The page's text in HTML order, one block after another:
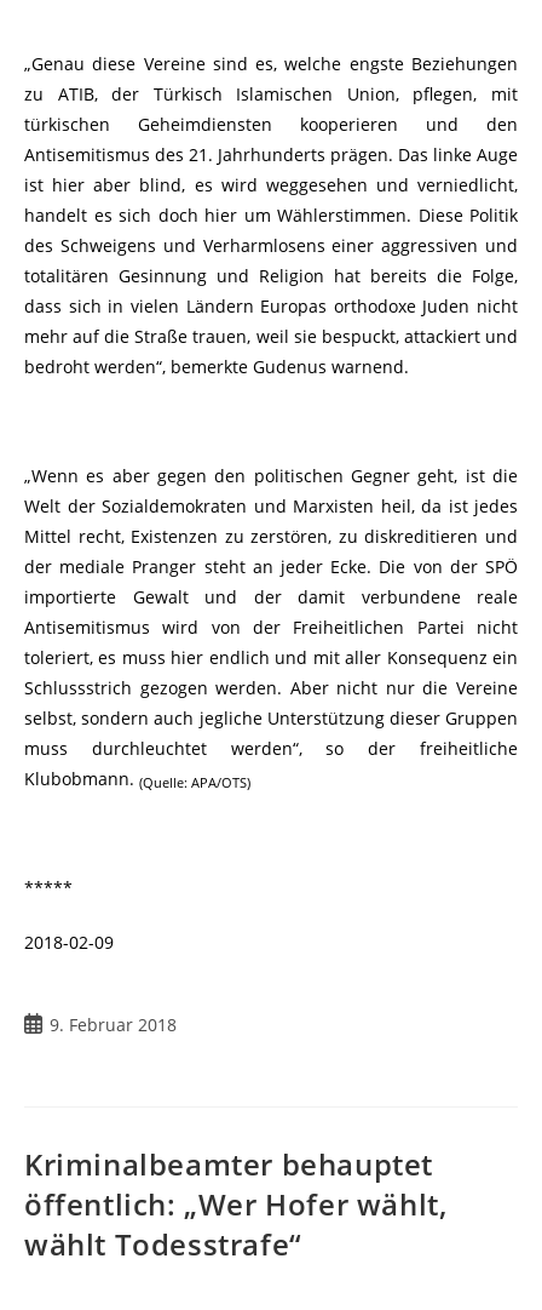
„Genau diese Vereine sind es, welche engste Beziehungen
zu ATIB, der Türkisch Islamischen Union, pflegen, mit
türkischen Geheimdiensten kooperieren und den
Antisemitismus des 21. Jahrhunderts prägen. Das linke Auge
ist hier aber blind, es wird weggesehen und verniedlicht,
handelt es sich doch hier um Wählerstimmen. Diese Politik
des Schweigens und Verharmlosens einer aggressiven und
totalitären Gesinnung und Religion hat bereits die Folge,
dass sich in vielen Ländern Europas orthodoxe Juden nicht
mehr auf die Straße trauen, weil sie bespuckt, attackiert und
bedroht werden“, bemerkte Gudenus warnend.
„Wenn es aber gegen den politischen Gegner geht, ist die
Welt der Sozialdemokraten und Marxisten heil, da ist jedes
Mittel recht, Existenzen zu zerstören, zu diskreditieren und
der mediale Pranger steht an jeder Ecke. Die von der SPÖ
importierte Gewalt und der damit verbundene reale
Antisemitismus wird von der Freiheitlichen Partei nicht
toleriert, es muss hier endlich und mit aller Konsequenz ein
Schlussstrich gezogen werden. Aber nicht nur die Vereine
selbst, sondern auch jegliche Unterstützung dieser Gruppen
muss durchleuchtet werden“, so der freiheitliche
Klubobmann. (Quelle: APA/OTS)
*****
2018-02-09
9. Februar 2018
Kriminalbeamter behauptet
öffentlich: „Wer Hofer wählt,
wählt Todesstrafe“